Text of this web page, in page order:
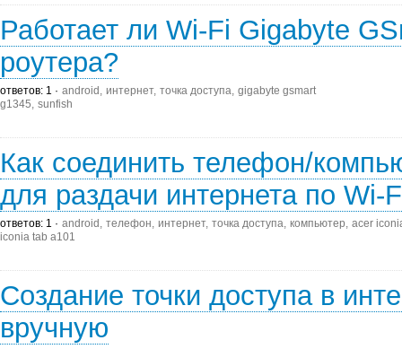
Работает ли Wi-Fi Gigabyte
роутера?
ответов: 1 android интернет точка доступа gigabyte gsmart
g1345 sunfish
Как соединить телефон/
для раздачи интернета по Wi-
ответов: 1 android телефон интернет точка доступа компьютер acer
iconia tab a101
Создание точки доступа в
вручную